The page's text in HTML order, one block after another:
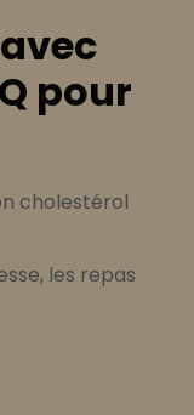
pour
cholestérol
les repas